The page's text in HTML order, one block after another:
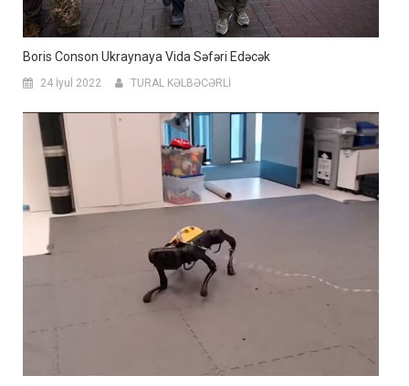
Boris Conson Ukraynaya Vida Səfəri Edəcək
24 İyul 2022 TURAL KƏLBƏCƏRLİ